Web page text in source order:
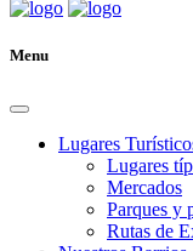
Menu
Lugares
Lugares
Mercados
Parques y
Rutas de